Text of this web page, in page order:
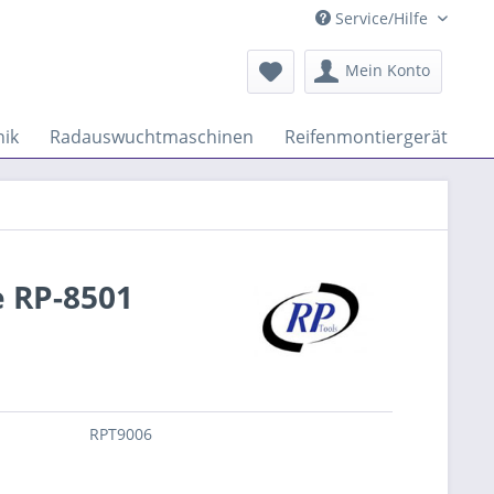
Service/Hilfe
Mein Konto
Radauswuchtmaschinen Reifenmontiergeräte
8501
RPT9006